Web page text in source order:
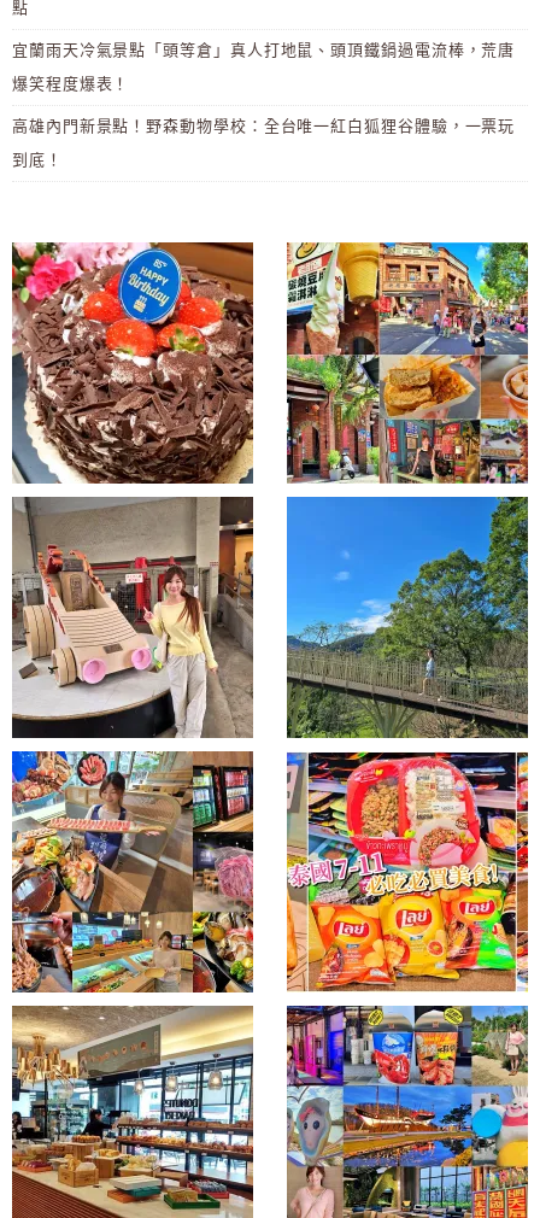
點
宜蘭雨天冷氣景點「頭等倉」真人打地鼠、頭頂鐵鍋過電流棒，荒唐
爆笑程度爆表！
高雄內門新景點！野森動物學校：全台唯一紅白狐狸谷體驗，一票玩
到底！